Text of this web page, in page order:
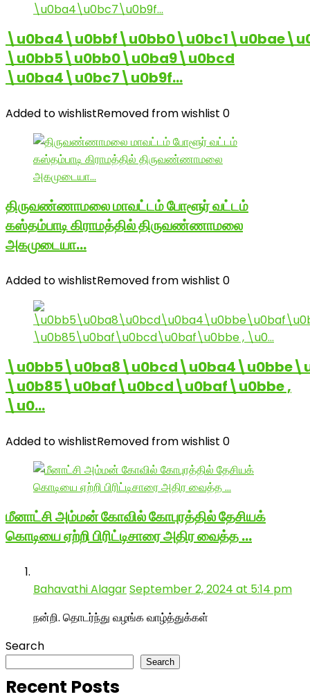
\u0bb5\u0bb0\u0ba9\u0bcd
\u0ba4\u0bc7\u0b9f…
Added to wishlistRemoved from wishlist 0
திருவண்ணாமலை மாவட்டம் போளூர் வட்டம்
கஸ்தம்பாடி கிராமத்தில் திருவண்ணாமலை
அகமுடையா…
Added to wishlistRemoved from wishlist 0
\u0b85\u0baf\u0bcd\u0baf\u0bbe ,
\u0…
Added to wishlistRemoved from wishlist 0
மீனாட்சி அம்மன் கோவில் கோபுரத்தில் தேசியக்
கொடியை ஏற்றி பிரிட்டிசாரை அதிர வைத்த …
Bahavathi AlagarSeptember 2, 2024 at 5:14 pm
நன்றி. தொடர்ந்து வழங்க வாழ்த்துக்கள்
Search
Search
Recent Posts